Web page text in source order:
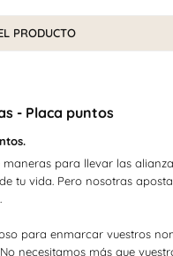
PRODUCTO
- Placa puntos
maneras para llevar las
tu vida. Pero nosotras
para enmarcar vuestros
necesitamos más que